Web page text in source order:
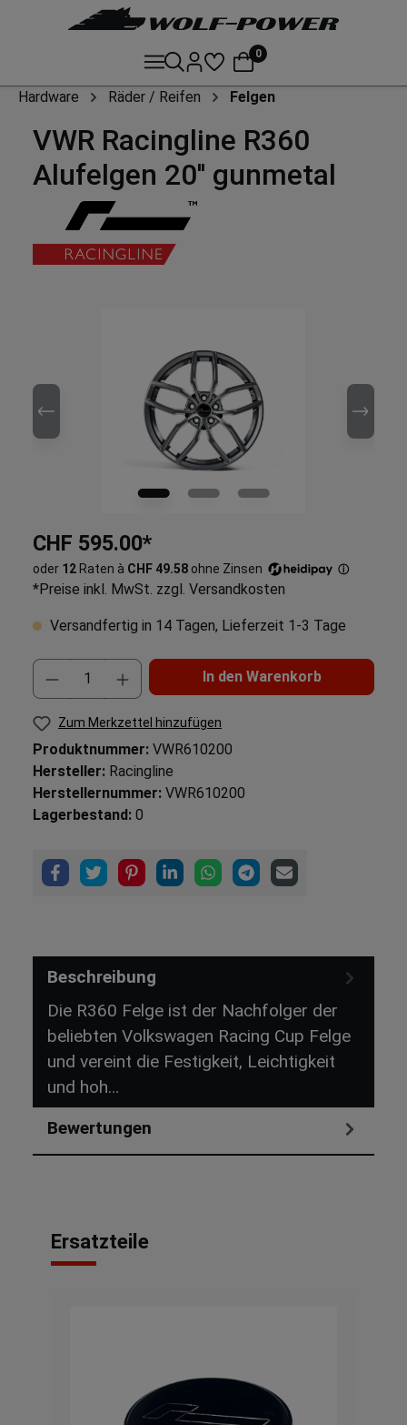
0
Hardware Räder / Reifen Felgen
VWR Racingline R360
Alufelgen 20'' gunmetal
CHF 595.00*
oder 12 Raten à CHF 49.58 ohne Zinsen ⓘ
*Preise inkl. MwSt. zzgl. Versandkosten
Versandfertig in 14 Tagen, Lieferzeit 1-3 Tage
In den Warenkorb
Zum Merkzettel hinzufügen
Produktnummer: VWR610200
Hersteller: Racingline
Herstellernummer: VWR610200
Lagerbestand: 0
Beschreibung
Die R360 Felge ist der Nachfolger der
beliebten Volkswagen Racing Cup Felge
und vereint die Festigkeit, Leichtigkeit
und hoh…
Bewertungen
Ersatzteile